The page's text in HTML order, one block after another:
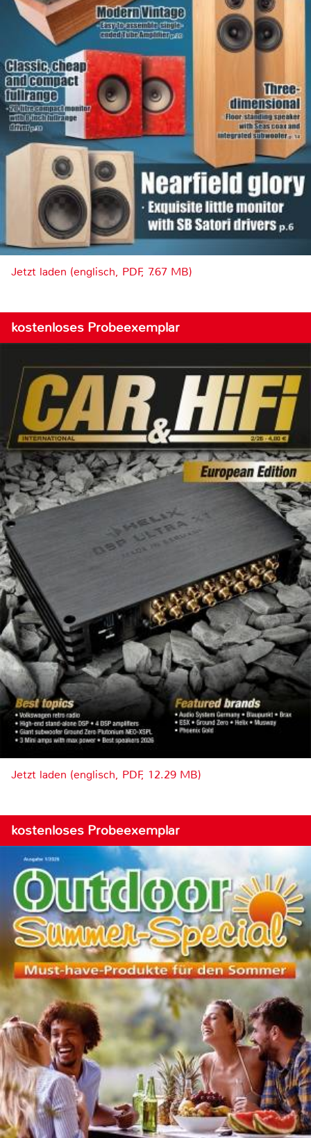
Jetzt laden (englisch, PDF, 7.67 MB)
kostenloses Probeexemplar
Jetzt laden (englisch, PDF, 12.29 MB)
kostenloses Probeexemplar